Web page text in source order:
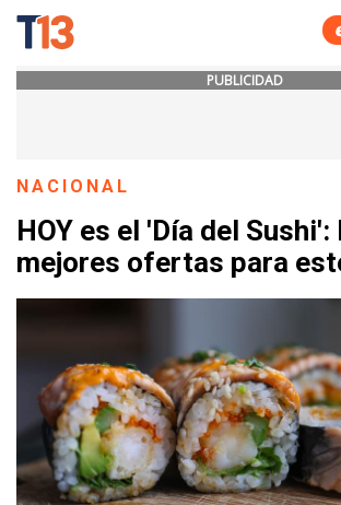
PUBLICIDAD
NACIONAL
HOY es el 'Día del Sushi':
mejores ofertas para